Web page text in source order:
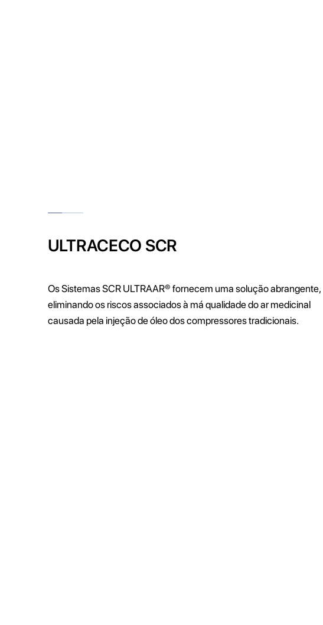
ULTRACECO SCR
Os Sistemas SCR ULTRAAR® fornecem uma solução abrangente,
eliminando os riscos associados à má qualidade do ar medicinal
causada pela injeção de óleo dos compressores tradicionais.